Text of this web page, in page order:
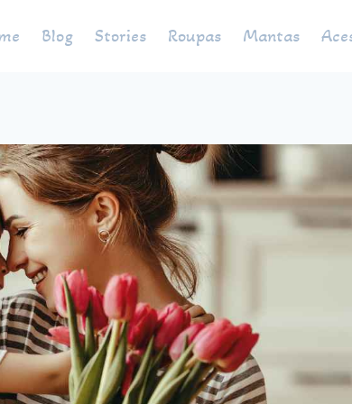
Blog Stories Roupas Mantas